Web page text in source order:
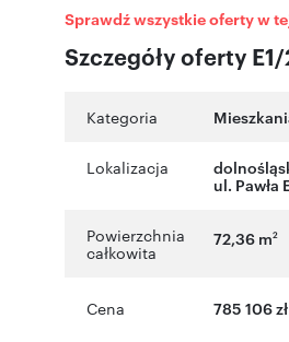
Szczegóły oferty
Sprawdź wszystkie oferty w
Kategoria
Lokalizacja
ul. Pawła
Powierzchnia
całkowita
72,36 m2
Cena 785 106 zł